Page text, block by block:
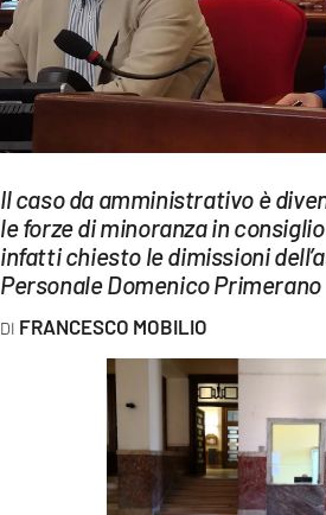
SPORT
Streaming
LAC TV
LAC NETWORK
LAC ONAIR
LaC
Network
LACPLAY.IT
LACONAIR.IT
Il caso da amministrativo è
le forze di minoranza in
infatti chiesto le dimissioni
Personale Domenico Primerano
FRANCESCO MOBILIO